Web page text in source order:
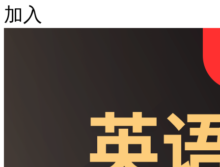
加入